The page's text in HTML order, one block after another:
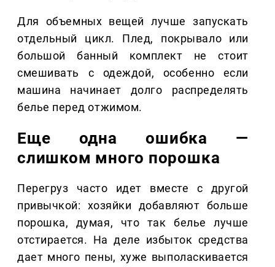
Для объемных вещей лучше запускать
отдельный цикл. Плед, покрывало или
большой банный комплект не стоит
смешивать с одеждой, особенно если
машина начинает долго распределять
белье перед отжимом.
Еще одна ошибка —
слишком много порошка
Перегруз часто идет вместе с другой
привычкой: хозяйки добавляют больше
порошка, думая, что так белье лучше
отстирается. На деле избыток средства
дает много пены, хуже выполаскивается